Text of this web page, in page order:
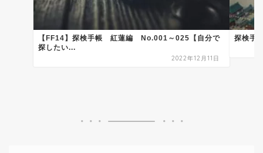
【FF14】探検手帳 紅蓮編 No.001～025【自分で
探したい...
2022年12月11日
探検手